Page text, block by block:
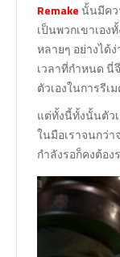
Remakeนั้นมีคว
เป็นพวกเขาเอง
หลายๆ อย่างได้
เวลาที่กำหนด นี่
ตัวเองในการรีเ
แต่ทั้งนี้ทั้งนั้นตัว
ในมือเราจนกว่า
กำลังรอก็คงต้อ